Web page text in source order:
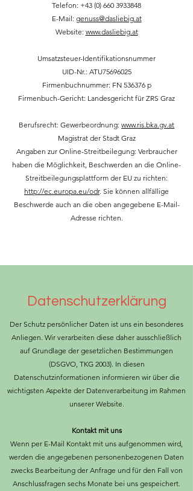
Telefon: +43 (0) 660 3933848
E-Mail: genuss@dasliebig.at
Website: www.dasliebig.at
Umsatzsteuer-Identifikationsnummer
UID-Nr.: ATU75696025
Firmenbuchnummer: FN 536376 p
Firmenbuch-Gericht: Landesgericht für ZRS Graz
Berufsrecht: Gewerbeordnung: www.ris.bka.gv.at
Magistrat der Stadt Graz
Angaben zur Online-Streitbeilegung: Verbraucher
haben die Möglichkeit, Beschwerden an die Online-
Streitbeilegungsplattform der EU zu richten:
http://ec.europa.eu/odr. Sie können allfällige
Beschwerde auch an die oben angegebene E-Mail-
Adresse richten.
Datenschutzerklärung
Der Schutz persönlicher Daten ist uns ein besonderes
Anliegen. Wir verarbeiten diese daher ausschließlich
auf Grundlage der gesetzlichen Bestimmungen
(DSGVO, TKG 2003). In diesen
Datenschutzinformationen informieren wir über die
wichtigsten Aspekte der Datenverarbeitung im Rahmen
unserer Website.
Kontakt mit uns
Wenn per E-Mail Kontakt mit uns aufgenommen wird,
werden die angegebenen personenbezogenen Daten
zwecks Bearbeitung der Anfrage und für den Fall von
Anschlussfragen sechs Monate bei uns gespeichert.